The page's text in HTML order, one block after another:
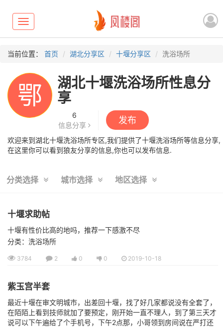
Toggle
navigation
当前位置： 首页 湖北分享区 十堰分享区 洗浴场所
鄂
湖北十堰洗浴场所性息分
享
6
信息分享
发布
欢迎来到湖北十堰洗浴场所专区,我们提供了十堰洗浴场所等信息分享,
在这里你可以看到狼友分享的信息,你也可以发布信息.
分类选择 城市选择 地区选择
十堰求助帖
十堰有性价比高的地吗，推荐一下感激不尽
分类：洗浴场所
3784 2 0 0 2019-10-18
紫玉宫半套
最近十堰在审文明城市，出差回十堰，找了好几家都说没有全套了，
在陌陌上看到技师就加了要预定，刚开始一直不理人，到了第三天才
说可以下午遍给了个手机号，下午2点那，小哥领到房间说在严打还